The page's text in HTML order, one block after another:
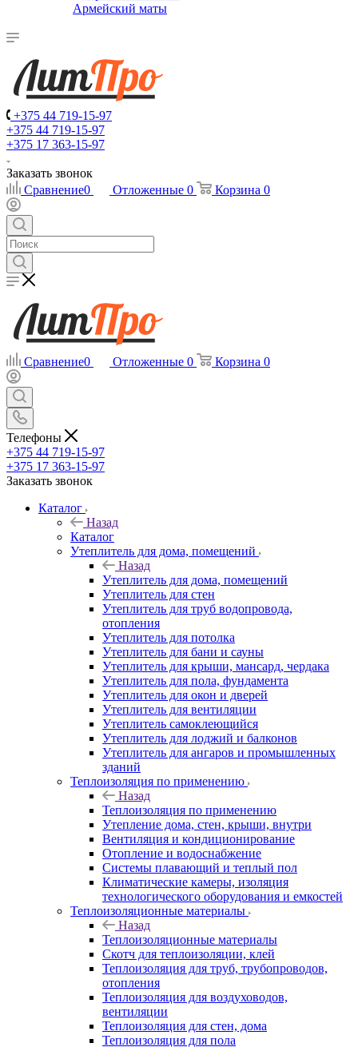
Армейский маты
+375 44 719-15-97
+375 44 719-15-97
+375 17 363-15-97
Заказать звонок
Сравнение0 Отложенные 0 Корзина 0
Сравнение0 Отложенные 0 Корзина 0
Телефоны
+375 44 719-15-97
+375 17 363-15-97
Заказать звонок
Каталог
Назад
Каталог
Утеплитель для дома, помещений
Назад
Утеплитель для дома, помещений
Утеплитель для стен
Утеплитель для труб водопровода,
отопления
Утеплитель для потолка
Утеплитель для бани и сауны
Утеплитель для крыши, мансард, чердака
Утеплитель для пола, фундамента
Утеплитель для окон и дверей
Утеплитель для вентиляции
Утеплитель самоклеющийся
Утеплитель для лоджий и балконов
Утеплитель для ангаров и промышленных
зданий
Теплоизоляция по применению
Назад
Теплоизоляция по применению
Утепление дома, стен, крыши, внутри
Вентиляция и кондиционирование
Отопление и водоснабжение
Системы плавающий и теплый пол
Климатические камеры, изоляция
технологического оборудования и емкостей
Теплоизоляционные материалы
Назад
Теплоизоляционные материалы
Скотч для теплоизоляции, клей
Теплоизоляция для труб, трубопроводов,
отопления
Теплоизоляция для воздуховодов,
вентиляции
Теплоизоляция для стен, дома
Теплоизоляция для пола